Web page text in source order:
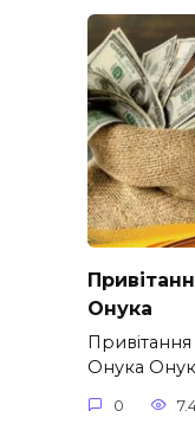
Онука
Онука
0